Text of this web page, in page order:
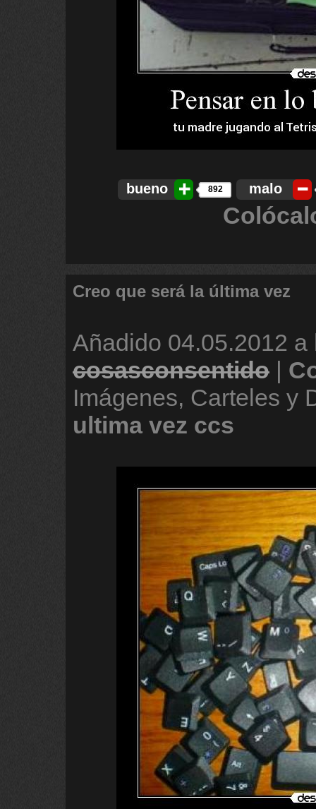
bueno 892 malo
Creo que será la última vez
Añadido 04.05.2012 a
cosasconsentido |
Imágenes, Carteles y
ultima vez ccs